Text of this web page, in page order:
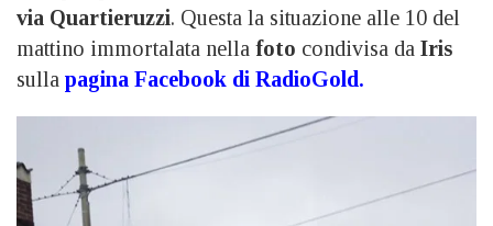
via Quartieruzzi. Questa la situazione alle 10 del
mattino immortalata nella foto condivisa da Iris
sulla pagina Facebook di RadioGold.